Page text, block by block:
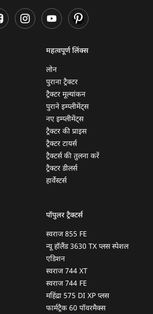
महत्वपूर्ण लिंक्स
लोन
पुराना ट्रैक्टर
ट्रैक्टर मूल्यांकन
पुराने इम्प्लीमेंट्स
नए इम्प्लीमेंट्स
ट्रैक्टर की प्राइस
ट्रैक्टर टायर्स
ट्रैक्टर्स की तुलना करें
ट्रैक्टर डीलर्स
हार्वेस्टर्स
पॉपुलर ट्रैक्टर्स
स्वराज 855 FE
न्यू हॉलैंड 3630 TX प्लस स्पेशल
एडिशन
स्वराज 744 XT
स्वराज 744 FE
महिंद्रा 575 DI XP प्लस
फार्मट्रैक 60 पॉवरमैक्स